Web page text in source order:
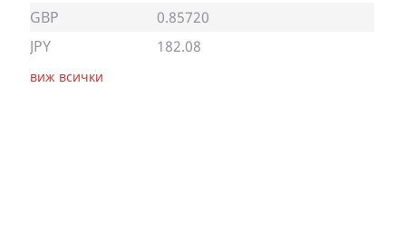
GBP
0.85720
JPY
182.08
виж всички